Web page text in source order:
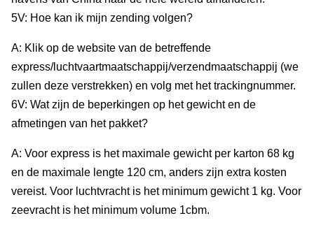
5V: Hoe kan ik mijn zending volgen?
A: Klik op de website van de betreffende
express/luchtvaartmaatschappij/verzendmaatschappij (we
zullen deze verstrekken) en volg met het trackingnummer.
6V: Wat zijn de beperkingen op het gewicht en de
afmetingen van het pakket?
A: Voor express is het maximale gewicht per karton 68 kg
en de maximale lengte 120 cm, anders zijn extra kosten
vereist. Voor luchtvracht is het minimum gewicht 1 kg. Voor
zeevracht is het minimum volume 1cbm.